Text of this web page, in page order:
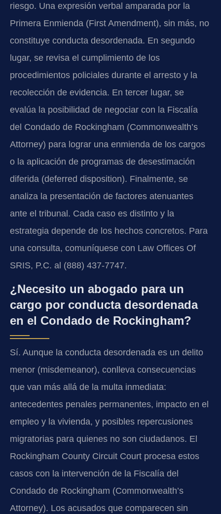
riesgo. Una expresión verbal amparada por la
Primera Enmienda (First Amendment), sin más, no
constituye conducta desordenada. En segundo
lugar, se revisa el cumplimiento de los
procedimientos policiales durante el arresto y la
recolección de evidencia. En tercer lugar, se
evalúa la posibilidad de negociar con la Fiscalía
del Condado de Rockingham (Commonwealth’s
Attorney) para lograr una enmienda de los cargos
o la aplicación de programas de desestimación
diferida (deferred disposition). Finalmente, se
analiza la presentación de factores atenuantes
ante el tribunal. Cada caso es distinto y la
estrategia depende de los hechos concretos. Para
una consulta, comuníquese con Law Offices Of
SRIS, P.C. al (888) 437-7747.
¿Necesito un abogado para un
cargo por conducta desordenada
en el Condado de Rockingham?
Sí. Aunque la conducta desordenada es un delito
menor (misdemeanor), conlleva consecuencias
que van más allá de la multa inmediata:
antecedentes penales permanentes, impacto en el
empleo y la vivienda, y posibles repercusiones
migratorias para quienes no son ciudadanos. El
Rockingham County Circuit Court procesa estos
casos con la intervención de la Fiscalía del
Condado de Rockingham (Commonwealth’s
Attorney). Los acusados que comparecen sin